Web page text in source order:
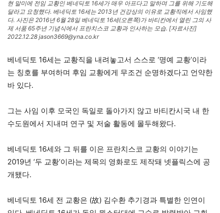
현 말미에 전임 교황인 베네딕토 16세가 매우 아프다고 말하며 그를 위해 기도해
달라고 요청했다. 베네딕토 16세는 2013년 건강상의 이유로 교황직에서 사임했
다. 사진은 2016년 6월 28일 베네딕토 16세(오른쪽)가 바티칸에서 열린 그의 사
제 서품 65주년 기념식에서 프란치스코 교황과 인사하는 모습. [자료사진]
2022.12.28 jason3669@yna.co.kr
베네딕토 16세는 교황직을 내려놓고서 스스로 ‘명예 교황’이라
는 칭호를 부여하며 후임 교황에게 무조건 순명하겠다고 언약한
바 있다.
그는 사임 이후 모국인 독일로 돌아가지 않고 바티칸시국 내 한
수도원에서 지내며 연구 및 저술 활동에 몰두해왔다.
베네딕토 16세와 그 뒤를 이은 프란치스코 교황의 이야기는
2019년 ‘두 교황’이라는 제목의 영화로도 제작돼 넷플릭스에 공
개됐다.
베네딕토 16세 전 교황은 (故) 김수환 추기경과 특별한 인연이